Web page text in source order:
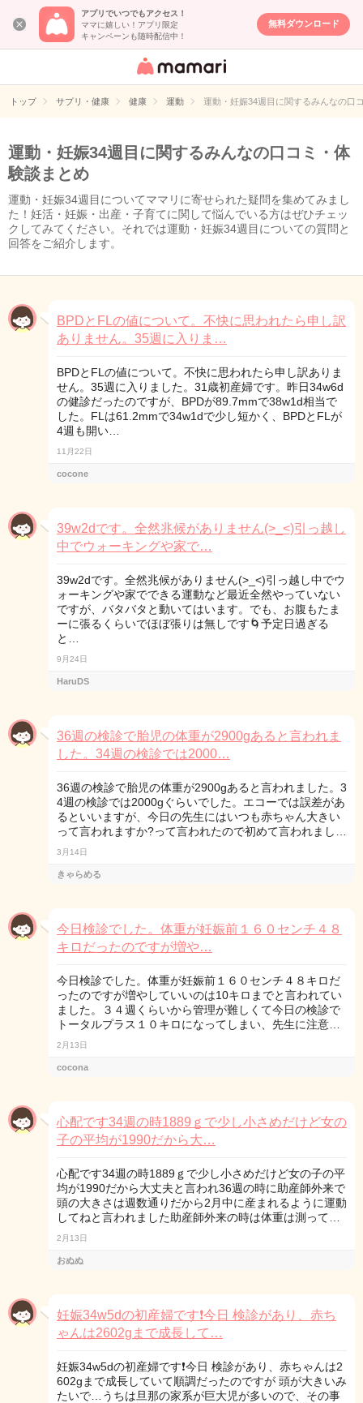
アプリでいつでもアクセス！
ママに嬉しい！アプリ限定
キャンペーンも随時配信中！
無料ダウンロード
女性専用匿名QA
イト
トップ サプリ・健康 健康 運動 運動・妊娠34週目に関するみんなの口
運動・妊娠34週目に関するみんなの口コミ・体
験談まとめ
運動・妊娠34週目についてママリに寄せられた疑問を集めてみまし
た！妊活・妊娠・出産・子育てに関して悩んでいる方はぜひチェッ
クしてみてください。それでは運動・妊娠34週目についての質問と
回答をご紹介します。
BPDとFLの値について。不快に思われたら申し訳
ありません。35週に入りま…
BPDとFLの値について。不快に思われたら申し訳ありま
せん。35週に入りました。31歳初産婦です。昨日34w6d
の健診だったのですが、BPDが89.7mmで38w1d相当で
した。FLは61.2mmで34w1dで少し短かく、BPDとFLが
4週も開い…
11月22日
cocone
39w2dです。全然兆候がありません(>_<)引っ越し
中でウォーキングや家で…
39w2dです。全然兆候がありません(>_<)引っ越し中でウ
ォーキングや家でできる運動など最近全然やっていない
ですが、バタバタと動いてはいます。でも、お腹もたま
ーに張るくらいでほぼ張りは無しです🌀予定日過ぎる
と…
9月24日
HaruDS
36週の検診で胎児の体重が2900gあると言われま
した。34週の検診では2000…
36週の検診で胎児の体重が2900gあると言われました。3
4週の検診では2000gぐらいでした。エコーでは誤差があ
るといいますが、今日の先生にはいつも赤ちゃん大きい
って言われますか?って言われたので初めて言われまし…
3月14日
きゃらめる
今日検診でした。体重が妊娠前１６０センチ４８
キロだったのですが増や…
今日検診でした。体重が妊娠前１６０センチ４８キロだ
ったのですが増やしていいのは10キロまでと言われてい
ました。３４週くらいから管理が難しくて今日の検診で
トータルプラス１０キロになってしまい、先生に注意…
2月13日
cocona
心配です34週の時1889ｇで少し小さめだけど女の
子の平均が1990だから大…
心配です34週の時1889ｇで少し小さめだけど女の子の平
均が1990だから大丈夫と言われ36週の時に助産師外来で
頭の大きさは週数通りだから2月中に産まれるように運動
してねと言われました助産師外来の時は体重は測って…
2月13日
おぬぬ
妊娠34w5dの初産婦です❗️今日 検診があり、赤ち
ゃんは2602gまで成長して…
妊娠34w5dの初産婦です❗️今日 検診があり、赤ちゃんは2
602gまで成長していて順調だったのですが 頭が大きいみ
たいで…うちは旦那の家系が巨大児が多いので、その事